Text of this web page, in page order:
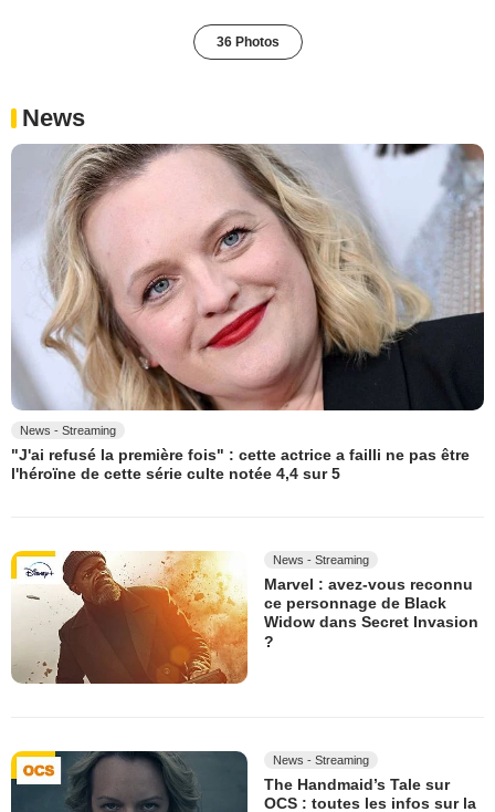
36 Photos
News
News - Streaming
"J'ai refusé la première fois" : cette actrice a failli ne pas être
l'héroïne de cette série culte notée 4,4 sur 5
News - Streaming
Marvel : avez-vous reconnu
ce personnage de Black
Widow dans Secret Invasion
?
News - Streaming
The Handmaid’s Tale sur
OCS : toutes les infos sur la